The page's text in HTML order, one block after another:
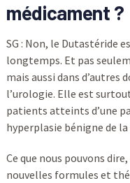
médicament ?
SG : Non, le Dutastéride
longtemps. Et pas
mais aussi dans d’autres
l’urologie. Elle est
patients atteints d’une
hyperplasie bénigne de
Ce que nous pouvons
nouvelles formules et